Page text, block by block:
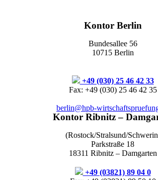
Kontor Berlin
Bundesallee 56
10715 Berlin
+49 (030) 25 46 42 33
Fax: +49 (030) 25 46 42 35
berlin@hpb-
Kontor Ribnitz –
(Rostock/Stralsund/
Parkstraße 18
18311 Ribnitz – Damgarten
+49 (03821) 89 04 0